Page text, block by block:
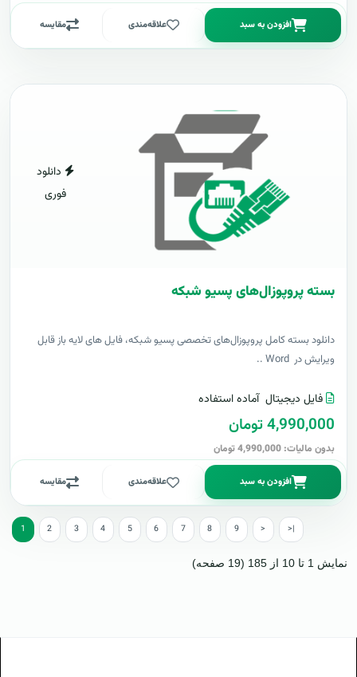
افزودن به سبد علاقه‌مندی مقایسه
دانلود
فوری
بسته پروپوزال‌های پسیو شبکه
دانلود بسته کامل پروپوزال‌های تخصصی پسیو شبکه، فایل های لایه باز قابل
ویرایش در Word ..
فایل دیجیتال آماده استفاده
4,990,000 تومان
بدون مالیات: 4,990,000 تومان
افزودن به سبد علاقه‌مندی مقایسه
1 2 3 4 5 6 7 8 9 > >|
نمایش 1 تا 10 از 185 (19 صفحه)